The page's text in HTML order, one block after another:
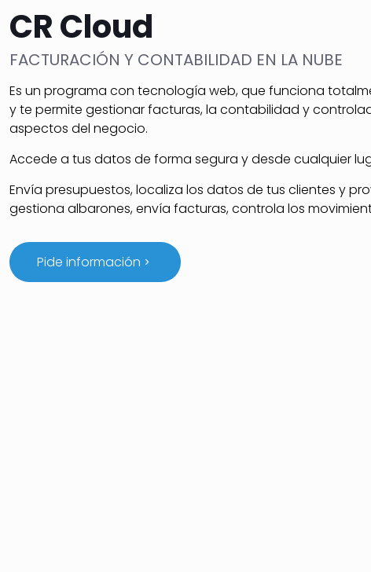
CR Cloud
FACTURACIÓN Y CONTABILIDAD EN LA NUBE
Es un programa con tecnología web, que funciona
y te permite gestionar facturas, la contabilidad y
aspectos del negocio.
Accede a tus datos de forma segura y desde cualquier
Envía presupuestos, localiza los datos de tus clientes y
gestiona albarones, envía facturas, controla los
Pide información